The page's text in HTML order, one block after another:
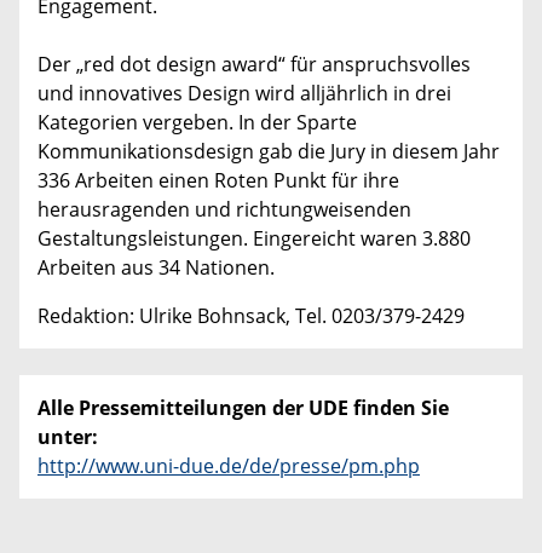
Engagement.
Der „red dot design award“ für anspruchsvolles
und innovatives Design wird alljährlich in drei
Kategorien vergeben. In der Sparte
Kommunikationsdesign gab die Jury in diesem Jahr
336 Arbeiten einen Roten Punkt für ihre
herausragenden und richtungweisenden
Gestaltungsleistungen. Eingereicht waren 3.880
Arbeiten aus 34 Nationen.
Redaktion: Ulrike Bohnsack, Tel. 0203/379-2429
Alle Pressemitteilungen der UDE finden Sie
unter:
http://www.uni-due.de/de/presse/pm.php